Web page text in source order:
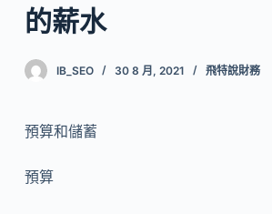
的薪水
IB_SEO 30 8 月, 2021 飛特說財務
預算和儲蓄
預算